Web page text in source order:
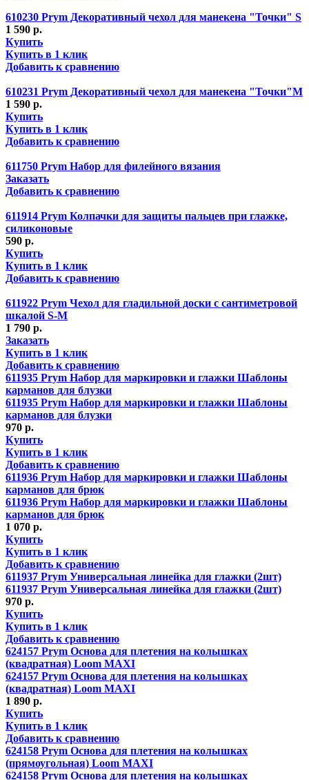
610230 Prym Декоративный чехол для манекена "Точки" S
1 590 р.
Купить
Купить в 1 клик
Добавить к сравнению
610231 Prym Декоративный чехол для манекена "Точки"M
1 590 р.
Купить
Купить в 1 клик
Добавить к сравнению
611750 Prym Набор для филейного вязания
Заказать
Добавить к сравнению
611914 Prym Колпачки для защиты пальцев при глажке,
силиконовые
590 р.
Купить
Купить в 1 клик
Добавить к сравнению
611922 Prym Чехол для гладильной доски с сантиметровой
шкалой S-M
1 790 р.
Заказать
Купить в 1 клик
Добавить к сравнению
611935 Prym Набор для маркировки и глажки Шаблоны
карманов для блузки
611935 Prym Набор для маркировки и глажки Шаблоны
карманов для блузки
970 р.
Купить
Купить в 1 клик
Добавить к сравнению
611936 Prym Набор для маркировки и глажки Шаблоны
карманов для брюк
611936 Prym Набор для маркировки и глажки Шаблоны
карманов для брюк
1 070 р.
Купить
Купить в 1 клик
Добавить к сравнению
611937 Prym Универсальная линейка для глажки (2шт)
611937 Prym Универсальная линейка для глажки (2шт)
970 р.
Купить
Купить в 1 клик
Добавить к сравнению
624157 Prym Основа для плетения на колышках
(квадратная) Loom MAXI
624157 Prym Основа для плетения на колышках
(квадратная) Loom MAXI
1 890 р.
Купить
Купить в 1 клик
Добавить к сравнению
624158 Prym Основа для плетения на колышках
(прямоугольная) Loom MAXI
624158 Prym Основа для плетения на колышках